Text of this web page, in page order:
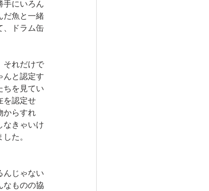
手にいろん
だ魚と一緒
、ドラム缶
それだけで
んと認定す
ちを見てい
を認定せ
からすれ
なきゃいけ
た。
じゃない
なものの協